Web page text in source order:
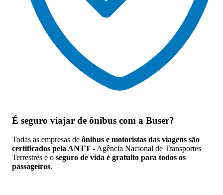
É seguro viajar de ônibus com a Buser?
Todas as empresas de ônibus e motoristas das viagens são
certificados pela ANTT - Agência Nacional de Transportes
Terrestres e o seguro de vida é gratuito para todos os
passageiros.